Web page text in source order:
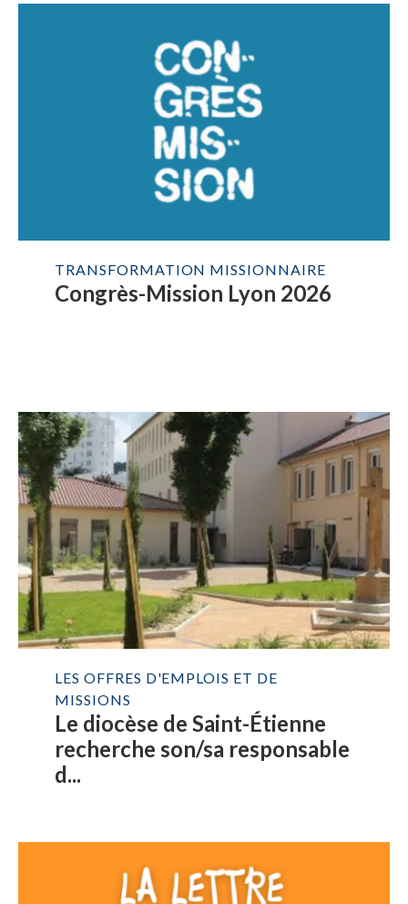
TRANSFORMATION MISSIONNAIRE
Congrès-Mission Lyon 2026
LES OFFRES D'EMPLOIS ET DE
MISSIONS
Le diocèse de Saint-Étienne
recherche son/sa responsable
d...